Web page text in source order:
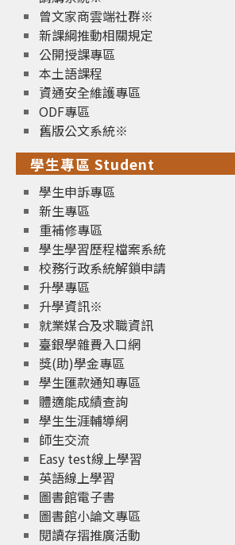
曾文家商雲端社群※
新課綱推動相關規定
公開授課專區
本土語課程
資通安全維護專區
ODF專區
舊版公文系統※
學生專區 Student
學生申訴專區
新生專區
重補修專區
學生學習歷程檔案系統
校務行政系統解鎖申請
升學專區
升學資訊※
就業媒合及求職資訊
臺銀學雜費入口網
獎(助)學金專區
學生匯款通知專區
體適能成績查詢
學生生涯輔導網
師生交流
Easy test線上學習
英語線上學習
圖書館電子書
圖書館小論文專區
閱讀存摺推廣活動